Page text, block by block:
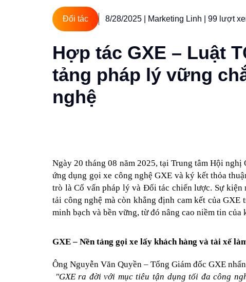
Đối tác 8/28/2025 | Marketing Linh | 99 lượt
Hợp tác GXE – Luật
tảng pháp lý vững
nghệ
Ngày 20 tháng 08 năm 2025, tại Trung tâm Hội
ứng dụng gọi xe công nghệ GXE và ký kết thỏa
trò là Cố vấn pháp lý và Đối tác chiến lược. Sự
tải công nghệ mà còn khẳng định cam kết của
minh bạch và bền vững, từ đó nâng cao niềm tin của
GXE – Nền tảng gọi xe lấy khách hàng và tài xế
Ông Nguyễn Văn Quyền – Tổng Giám đốc GXE
"GXE ra đời với mục tiêu tận dụng tối đa công